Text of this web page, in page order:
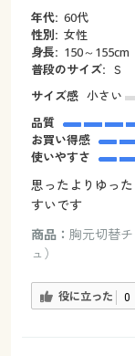
年代: 60代
性別: 女性
身長: 150～155cm
普段のサイズ: Ｓ
サイズ感 小さい
品質
お買い得感
使いやすさ
思ったよりゆっ
すいです
商品： 胸元切替
ュ）
役に立った 0